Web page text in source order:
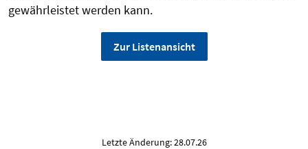
gewährleistet werden kann.
Zur Listenansicht
Letzte Änderung: 28.07.26